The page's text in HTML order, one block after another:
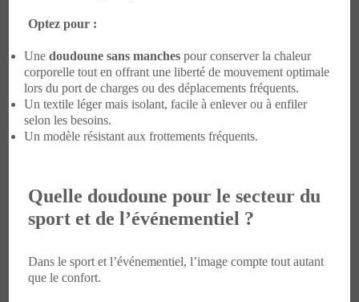
Optez pour :
Une doudoune sans manchespour conserver la chaleur
corporelle tout en offrant une liberté de mouvement optimale
lors du port de charges ou des déplacements fréquents.
Un textile léger mais isolant, facile à enlever ou à enfiler
selon les besoins.
Un modèle résistant aux frottements fréquents.
Quelle doudoune pour le secteur du
sport et de l’événementiel ?
Dans le sport et l’événementiel, l’image compte tout autant
que le confort.